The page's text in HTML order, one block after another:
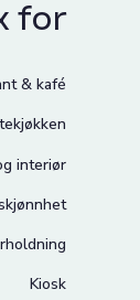
for
& kafé
interiør
Kiosk